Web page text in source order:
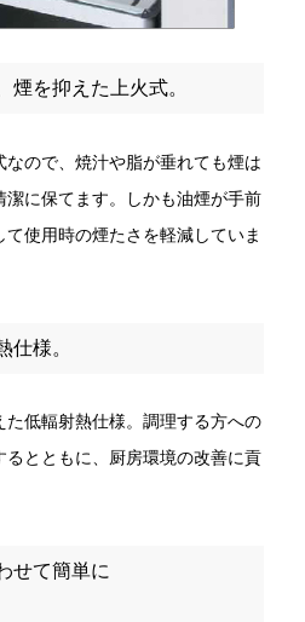
煙を抑えた上火式。
ので、焼汁や脂が垂れても煙は
に保てます。しかも油煙が手前
使用時の煙たさを軽減していま
仕様。
低輻射熱仕様。調理する方への
るとともに、厨房環境の改善に貢
せて簡単に